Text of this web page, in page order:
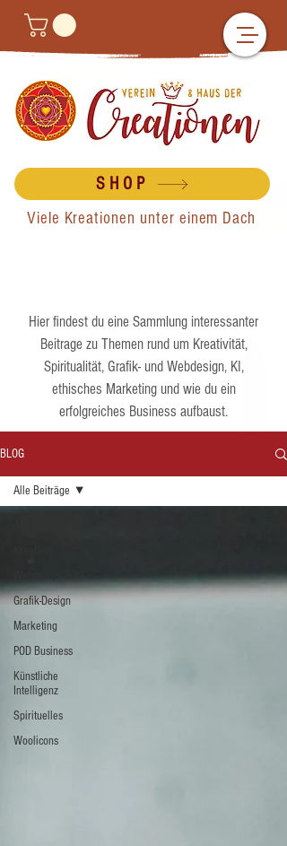
SHOP
Viele Kreationen unter einem Dach
Hier findest du eine Sammlung interessanter
Beitrage zu Themen rund um Kreativität,
Spiritualität, Grafik- und Webdesign, KI,
ethisches Marketing und wie du ein
erfolgreiches Business aufbaust.
BLOG
Grafik-Design
Marketing
POD Business
Künstliche
Intelligenz
Spirituelles
Woolicons
Alle Beiträge